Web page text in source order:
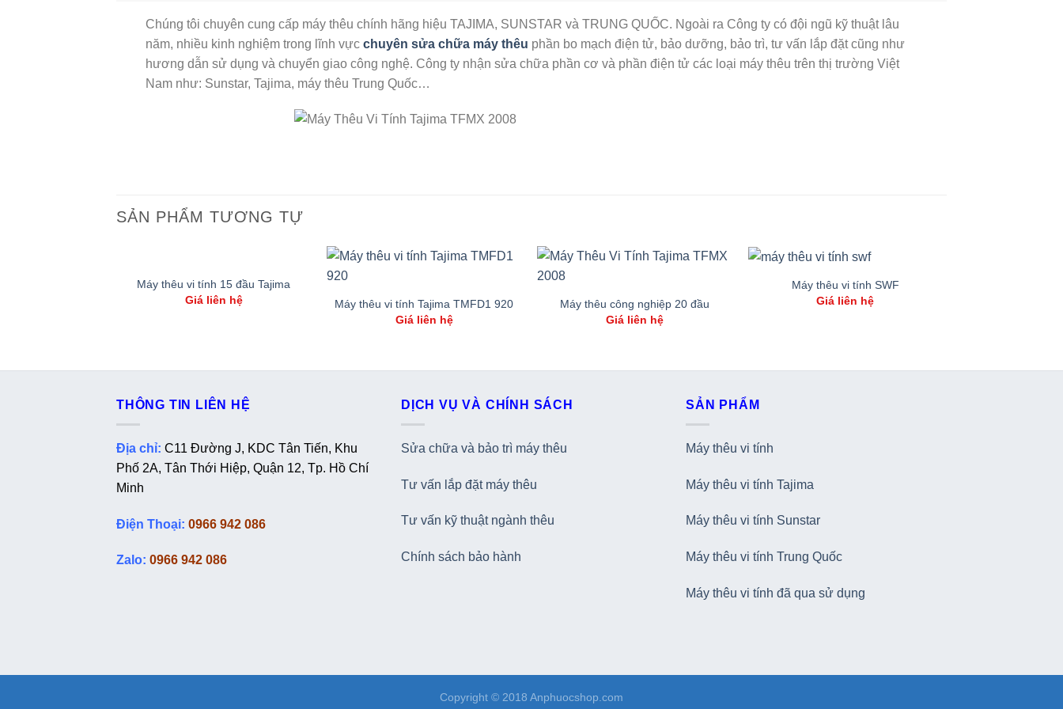
Chúng tôi chuyên cung cấp máy thêu chính hãng hiệu TAJIMA, SUNSTAR và TRUNG QUỐC. Ngoài ra Công ty có đội ngũ kỹ thuật lâu
năm, nhiều kinh nghiệm trong lĩnh vực chuyên sửa chữa máy thêu phần bo mạch điện tử, bảo dưỡng, bảo trì, tư vấn lắp đặt cũng như
hương dẫn sử dụng và chuyển giao công nghệ. Công ty nhận sửa chữa phần cơ và phần điện tử các loại máy thêu trên thị trường Việt
Nam như: Sunstar, Tajima, máy thêu Trung Quốc…
SẢN PHẨM TƯƠNG TỰ
Máy thêu vi tính 15 đầu Tajima
Giá liên hệ
Máy thêu vi tính Tajima TMFD1 920
Giá liên hệ
Máy thêu công nghiệp 20 đầu
Giá liên hệ
Máy thêu vi tính SWF
Giá liên hệ
THÔNG TIN LIÊN HỆ
Địa chỉ: C11 Đường J, KDC Tân Tiến, Khu
Phố 2A, Tân Thới Hiệp, Quận 12, Tp. Hồ Chí
Minh
Điện Thoại: 0966 942 086
Zalo: 0966 942 086
DỊCH VỤ VÀ CHÍNH SÁCH
Sửa chữa và bảo trì máy thêu
Tư vấn lắp đặt máy thêu
Tư vấn kỹ thuật ngành thêu
Chính sách bảo hành
SẢN PHẨM
Máy thêu vi tính
Máy thêu vi tính Tajima
Máy thêu vi tính Sunstar
Máy thêu vi tính Trung Quốc
Máy thêu vi tính đã qua sử dụng
Copyright © 2018 Anphuocshop.com